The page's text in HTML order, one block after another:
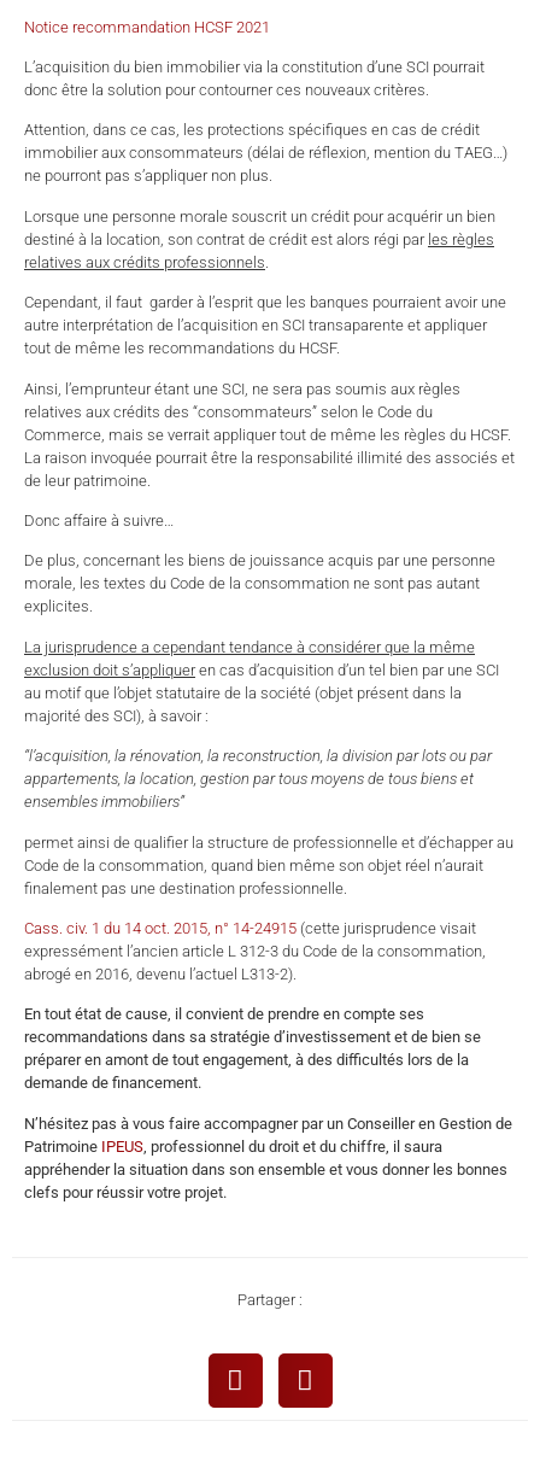
Notice recommandation HCSF 2021
L’acquisition du bien immobilier via la constitution d’une SCI pourrait
donc être la solution pour contourner ces nouveaux critères.
Attention, dans ce cas, les protections spécifiques en cas de crédit
immobilier aux consommateurs (délai de réflexion, mention du TAEG…)
ne pourront pas s’appliquer non plus.
Lorsque une personne morale souscrit un crédit pour acquérir un bien
destiné à la location, son contrat de crédit est alors régi par les règles
relatives aux crédits professionnels
Cependant, il faut garder à l’esprit que les banques pourraient avoir une
autre interprétation de l’acquisition en SCI transaparente et appliquer
tout de même les recommandations du HCSF.
Ainsi, l’emprunteur étant une SCI, ne sera pas soumis aux règles
relatives aux crédits des “consommateurs” selon le Code du
Commerce, mais se verrait appliquer tout de même les règles du HCSF.
La raison invoquée pourrait être la responsabilité illimité des associés et
de leur patrimoine.
Donc affaire à suivre…
De plus, concernant les biens de jouissance acquis par une personne
morale, les textes du Code de la consommation ne sont pas autant
explicites.
La jurisprudence a cependant tendance à considérer que la même
exclusion doit s’appliqueren cas d’acquisition d’un tel bien par une SCI
au motif que l’objet statutaire de la société (objet présent dans la
majorité des SCI), à savoir :
“l’acquisition, la rénovation, la reconstruction, la division par lots ou par
appartements, la location, gestion par tous moyens de tous biens et
ensembles immobiliers”
permet ainsi de qualifier la structure de professionnelle et d’échapper au
Code de la consommation, quand bien même son objet réel n’aurait
finalement pas une destination professionnelle.
Cass. civ. 1 du 14 oct. 2015, n° 14-24915 (cette jurisprudence visait
expressément l’ancien article L 312-3 du Code de la consommation,
abrogé en 2016, devenu l’actuel L313-2).
En tout état de cause, il convient de prendre en compte ses
recommandations dans sa stratégie d’investissement et de bien se
préparer en amont de tout engagement, à des difficultés lors de la
demande de financement.
N’hésitez pas à vous faire accompagner par un Conseiller en Gestion de
Patrimoine IPEUS , professionnel du droit et du chiffre, il saura
appréhender la situation dans son ensemble et vous donner les bonnes
clefs pour réussir votre projet.
Partager :